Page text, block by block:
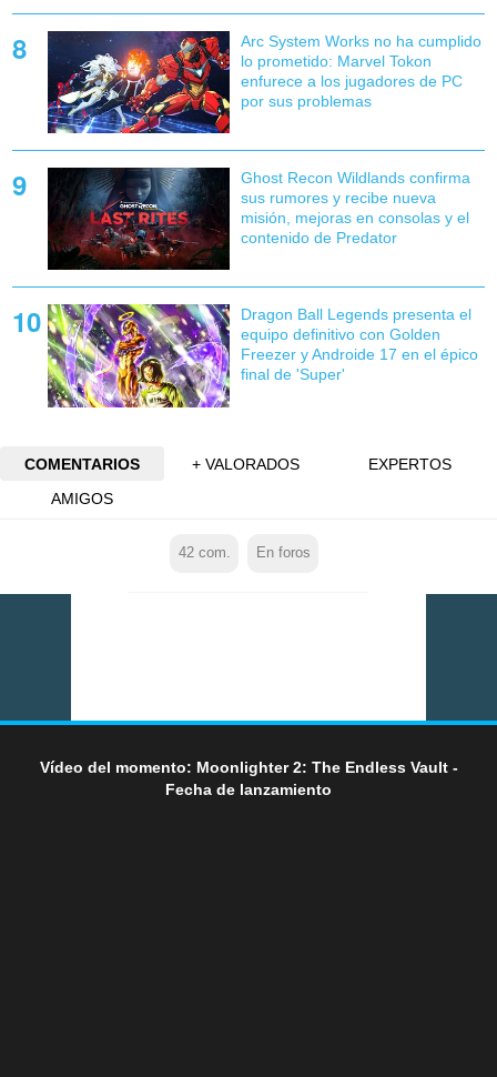
Arc System Works no ha cumplido
lo prometido: Marvel Tokon
enfurece a los jugadores de PC
por sus problemas
Ghost Recon Wildlands confirma
sus rumores y recibe nueva
misión, mejoras en consolas y el
contenido de Predator
Dragon Ball Legends presenta el
equipo definitivo con Golden
Freezer y Androide 17 en el épico
final de 'Super'
COMENTARIOS + VALORADOS
EXPERTOS
AMIGOS
42com. En foros
Vídeo del momento: Moonlighter 2: The Endless Vault -
Fecha de lanzamiento